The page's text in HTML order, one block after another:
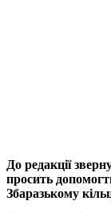
До редакції
просить
Збаразькому